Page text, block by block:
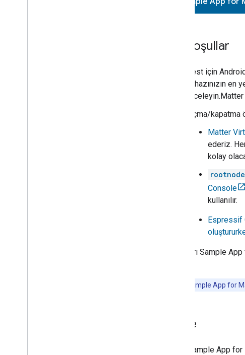
Ön koşullar
Test için
Cihazınızın en
inceleyin.Matter
Açma/
Matter
ederiz.
kolay
Console
kullanılır.
Espressif
Cihazları Sample
Sample App for
Yükle
Sample App